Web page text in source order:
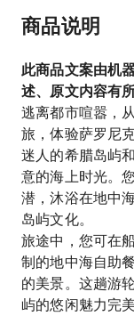
商品说明
此商品文案由机
述、原文内容有
逃离都市喧嚣，
旅，体验萨罗尼
迷人的希腊岛屿
意的海上时光。
潜，沐浴在地中
岛屿文化。
旅途中，您可在
制的地中海自助
的美景。这趟游
屿的悠闲魅力完